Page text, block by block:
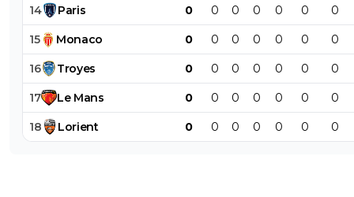
14 Paris 0 0 0 0 0 0 0
15 Monaco 0 0 0 0 0 0 0
16 Troyes 0 0 0 0 0 0 0
17 Le Mans 0 0 0 0 0 0 0
18 Lorient 0 0 0 0 0 0 0